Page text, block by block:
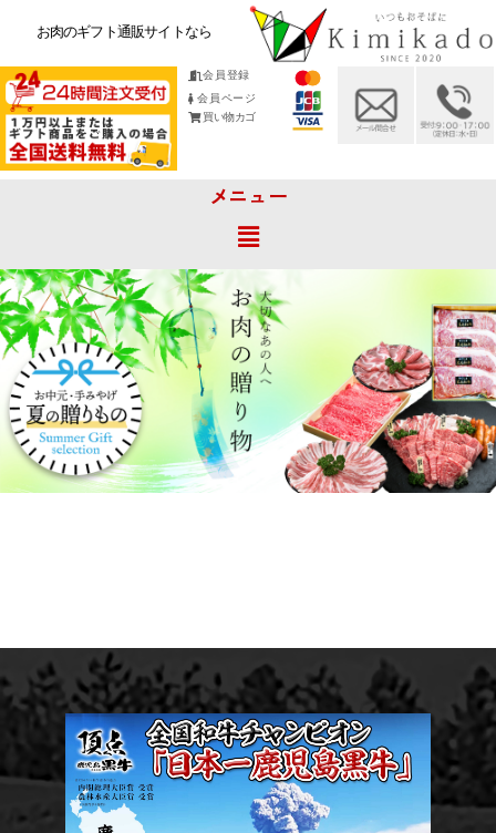
お肉のギフト通販サイトなら
会員登録
会員ページ
買い物カゴ
メニュー